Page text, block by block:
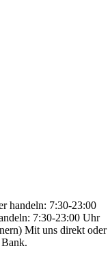
handeln: 7:30-23:00
7:30-23:00 Uhr
Mit uns direkt oder